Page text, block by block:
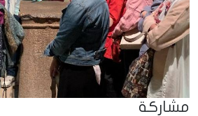
مشاركة